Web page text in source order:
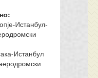
Истанбул-
Истанбул